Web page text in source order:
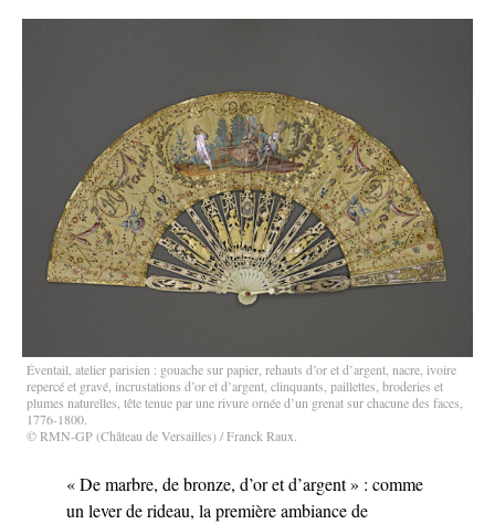
Éventail, atelier parisien : gouache sur papier, rehauts d’or et d’argent, nacre, ivoire
repercé et gravé, incrustations d’or et d’argent, clinquants, paillettes, broderies et
plumes naturelles, tête tenue par une rivure ornée d’un grenat sur chacune des faces,
1776-1800.
© RMN-GP (Château de Versailles) / Franck Raux.
« De marbre, de bronze, d’or et d’argent » : comme
un lever de rideau, la première ambiance de